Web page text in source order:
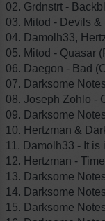
02. Grdnstrt -
03. Mitod - Devils
04. Damolh33,
05. Mitod - Quasar
06. Daegon - Bad
07. Darksome
08. Joseph Zohlo -
09. Darksome
10. Hertzman &
11. Damolh33 - It is
12. Hertzman -
13. Darksome
14. Darksome
15. Darksome